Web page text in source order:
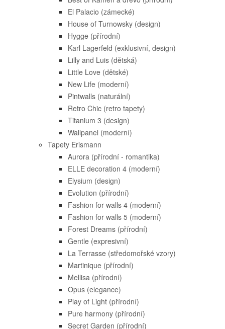
El Palacio (zámecké)
House of Turnowsky (design)
Hygge (přírodní)
Karl Lagerfeld (exklusivní, design)
Lilly and Luis (dětská)
Little Love (dětské)
New Life (moderní)
Pintwalls (naturální)
Retro Chic (retro tapety)
Titanium 3 (design)
Wallpanel (moderní)
Tapety Erismann
Aurora (přírodní - romantika)
ELLE decoration 4 (moderní)
Elysium (design)
Evolution (přírodní)
Fashion for walls 4 (moderní)
Fashion for walls 5 (moderní)
Forest Dreams (přírodní)
Gentle (expresivní)
La Terrasse (středomořské vzory)
Martinique (přírodní)
Mellisa (přírodní)
Opus (elegance)
Play of Light (přírodní)
Pure harmony (přírodní)
Secret Garden (přírodní)